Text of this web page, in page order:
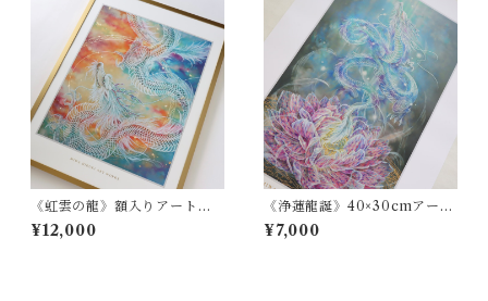
《虹雲の龍》額入りアートプ
リント【送料無料】
¥12,000
《浄蓮龍誕》40×30cmアート
プリント［額縁なし］
¥7,000